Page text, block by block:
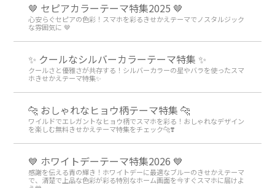
🤎 セピアカラーテーマ特集2025 🤎
心安らぐセピアの色彩！スマホを彩るきせかえテーマでノスタルジック
な雰囲気に 🤎
✨ クールなシルバーカラーテーマ特集 ✨
クールさと優雅さが共存する！シルバーカラーの星やバラを使ったスマ
ホきせかえテーマ特集✨
🐆 おしゃれなヒョウ柄テーマ特集 🐆
ワイルドでエレガントなヒョウ柄でスマホを彩る！おしゃれなデザイン
を楽しむ無料きせかえテーマ特集をチェック🐆❣️
💙 ホワイトデーテーマ特集2026 💙
感謝を伝える青の輝き！ホワイトデーに最適なブルーのきせかえテーマ
で、清楚で上品な色彩が彩る特別なホーム画面を今すぐスマホに届けよ